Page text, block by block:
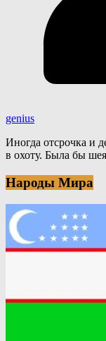
genius
Иногда отсрочка и
в охоту. Была бы
Народы Мира